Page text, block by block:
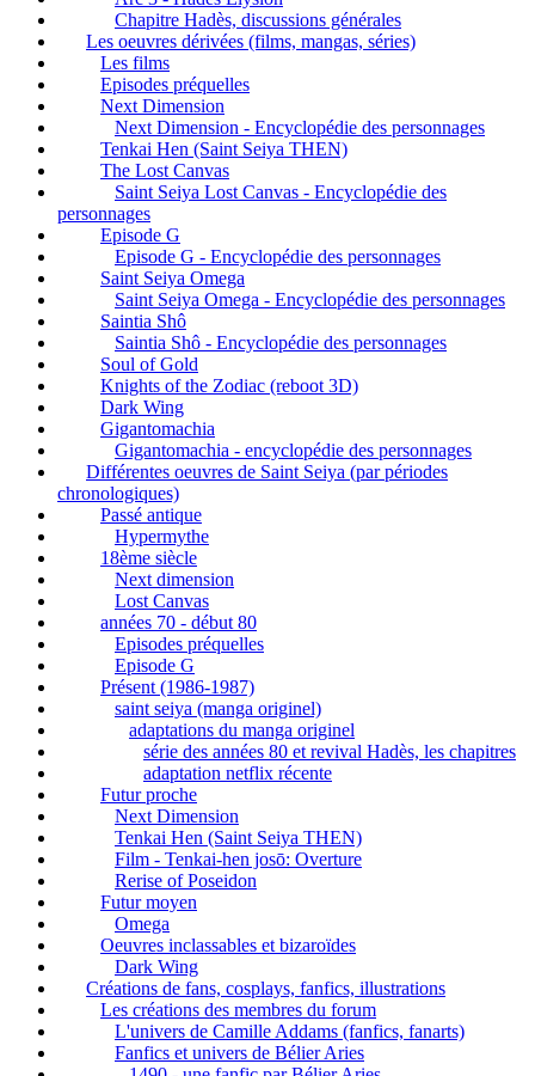
Chapitre Hadès, discussions générales
Les oeuvres dérivées (films, mangas, séries)
Les films
Episodes préquelles
Next Dimension
Next Dimension - Encyclopédie des personnages
Tenkai Hen (Saint Seiya THEN)
The Lost Canvas
Saint Seiya Lost Canvas - Encyclopédie des
personnages
Episode G
Episode G - Encyclopédie des personnages
Saint Seiya Omega
Saint Seiya Omega - Encyclopédie des personnages
Saintia Shô
Saintia Shô - Encyclopédie des personnages
Soul of Gold
Knights of the Zodiac (reboot 3D)
Dark Wing
Gigantomachia
Gigantomachia - encyclopédie des personnages
Différentes oeuvres de Saint Seiya (par périodes
chronologiques)
Passé antique
Hypermythe
18ème siècle
Next dimension
Lost Canvas
années 70 - début 80
Episodes préquelles
Episode G
Présent (1986-1987)
saint seiya (manga originel)
adaptations du manga originel
série des années 80 et revival Hadès, les chapitres
adaptation netflix récente
Futur proche
Next Dimension
Tenkai Hen (Saint Seiya THEN)
Film - Tenkai-hen josō: Overture
Rerise of Poseidon
Futur moyen
Omega
Oeuvres inclassables et bizaroïdes
Dark Wing
Créations de fans, cosplays, fanfics, illustrations
Les créations des membres du forum
L'univers de Camille Addams (fanfics, fanarts)
Fanfics et univers de Bélier Aries